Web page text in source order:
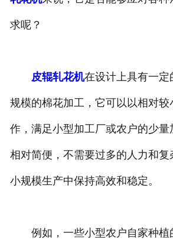
求呢？
皮辊轧花机在设计上具有一
规模的棉花加工，它可以以相对较
作，满足小型加工厂或农户的少
相对简便，不需要过多的人力和复
小规模生产中保持高效和稳定。
例如，一些小型农户自家种植